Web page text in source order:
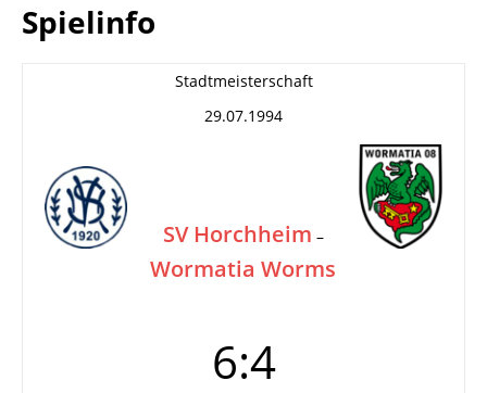
Spielinfo
Stadtmeisterschaft
29.07.1994
SV Horchheim –
Wormatia Worms
6:4